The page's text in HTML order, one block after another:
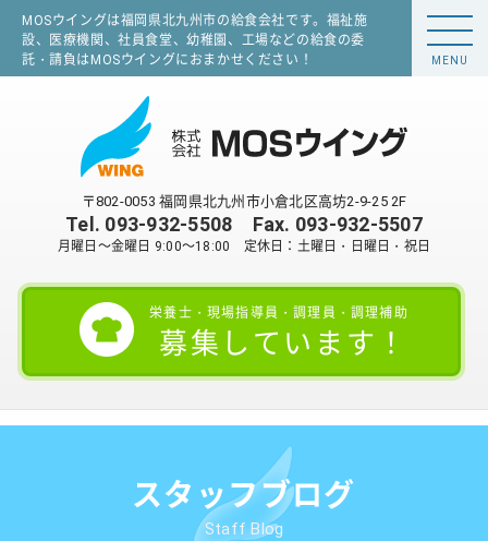
MOSウイングは福岡県北九州市の給食会社です。福祉施
設、医療機関、社員食堂、幼稚園、工場などの給食の委
託・請負はMOSウイングにおまかせください！
〒802-0053 福岡県北九州市小倉北区高坊2-9-25 2F
Tel. 093-932-5508 Fax. 093-932-5507
月曜日～金曜日 9:00～18:00 定休日：土曜日・日曜日・祝日
栄養士・現場指導員・調理員・調理補助
募集しています！
MENU
スタッフブログ
Staff Blog